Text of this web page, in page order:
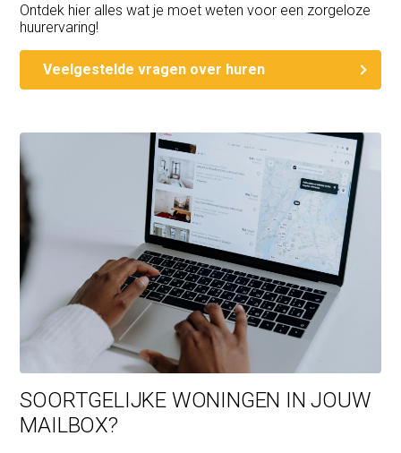
Ontdek hier alles wat je moet weten voor een zorgeloze
huurervaring!
Veelgestelde vragen over huren
SOORTGELIJKE WONINGEN IN JOUW
MAILBOX?